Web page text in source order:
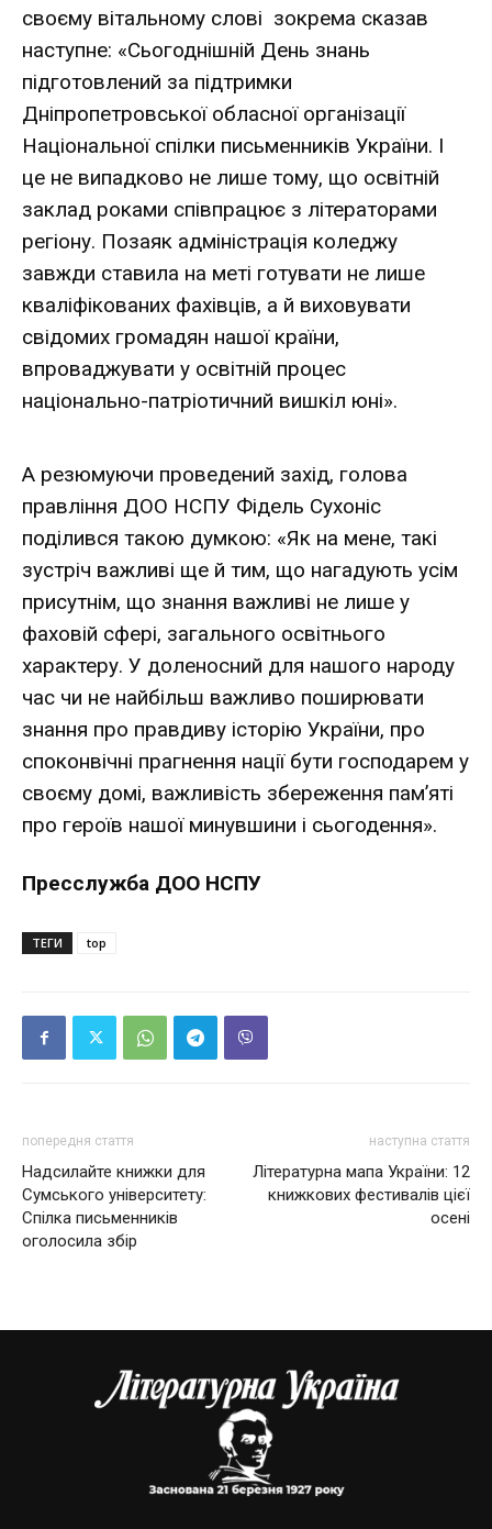
своєму вітальному слові зокрема сказав
наступне: «Сьогоднішній День знань
підготовлений за підтримки
Дніпропетровської обласної організації
Національної спілки письменників України. І
це не випадково не лише тому, що освітній
заклад роками співпрацює з літераторами
регіону. Позаяк адміністрація коледжу
завжди ставила на меті готувати не лише
кваліфікованих фахівців, а й виховувати
свідомих громадян нашої країни,
впроваджувати у освітній процес
національно-патріотичний вишкіл юні».
А резюмуючи проведений захід, голова
правління ДОО НСПУ Фідель Сухоніс
поділився такою думкою: «Як на мене, такі
зустріч важливі ще й тим, що нагадують усім
присутнім, що знання важливі не лише у
фаховій сфері, загального освітнього
характеру. У доленосний для нашого народу
час чи не найбільш важливо поширювати
знання про правдиву історію України, про
споконвічні прагнення нації бути господарем у
своєму домі, важливість збереження пам’яті
про героїв нашої минувшини і сьогодення».
Пресслужба ДОО НСПУ
ТЕГИ top
попередня стаття
Надсилайте книжки для
Сумського університету:
Спілка письменників
оголосила збір
наступна стаття
Літературна мапа України: 12
книжкових фестивалів цієї
осені